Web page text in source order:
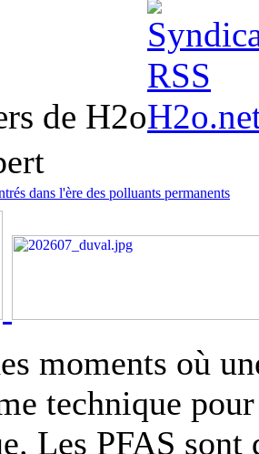
de H2o
dans l'ère des polluants permanents
moments où
technique
Les PFAS sont